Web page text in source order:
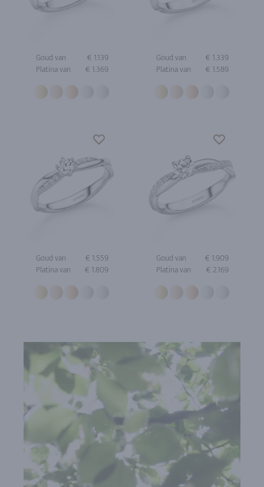
Goud van
€ 1.139
Platina van
€ 1.369
Goud van
€ 1.339
Platina van
€ 1.589
Goud van
€ 1.559
Platina van
€ 1.809
Goud van
€ 1.909
Platina van
€ 2.169